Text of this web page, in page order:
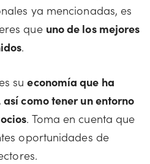
ya mencionadas, es
que uno de los mejores
.
sueconomía que ha
como tener un entorno
. Toma en cuenta que
oportunidades de